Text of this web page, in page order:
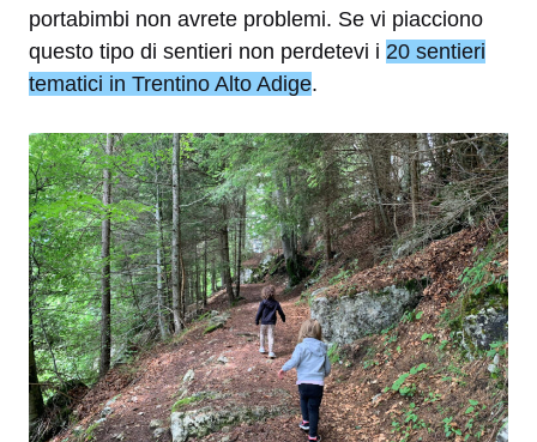
portabimbi non avrete problemi. Se vi piacciono
questo tipo di sentieri non perdetevi i 20 sentieri
tematici in Trentino Alto Adige.